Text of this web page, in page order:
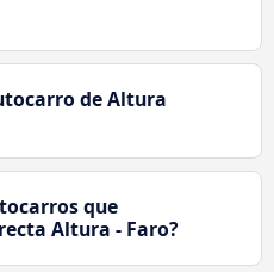
de Altura
que
Altura - Faro?